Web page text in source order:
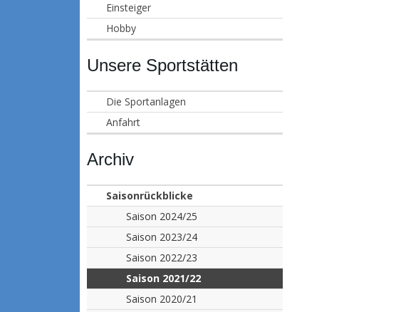
Einsteiger
Hobby
Unsere Sportstätten
Die Sportanlagen
Anfahrt
Archiv
Saisonrückblicke
Saison 2024/25
Saison 2023/24
Saison 2022/23
Saison 2021/22
Saison 2020/21